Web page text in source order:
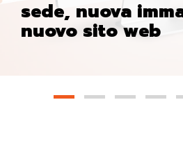
sede, nuova
nuovo sito web